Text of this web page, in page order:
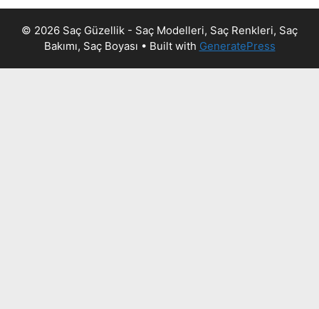
© 2026 Saç Güzellik - Saç Modelleri, Saç Renkleri, Saç
Bakımı, Saç Boyası • Built with GeneratePress